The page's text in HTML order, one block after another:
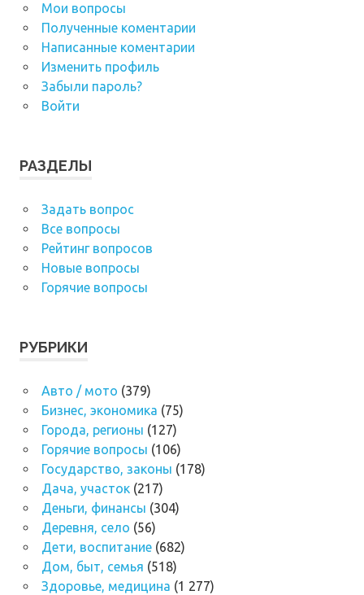
Мои вопросы
Полученные коментарии
Написанные коментарии
Изменить профиль
Забыли пароль?
Войти
РАЗДЕЛЫ
Задать вопрос
Все вопросы
Рейтинг вопросов
Новые вопросы
Горячие вопросы
РУБРИКИ
Авто / мото (379)
Бизнес, экономика (75)
Города, регионы (127)
Горячие вопросы (106)
Государство, законы (178)
Дача, участок(217)
Деньги, финансы (304)
Деревня, село (56)
Дети, воспитание(682)
Дом, быт, семья (518)
Здоровье, медицина (1 277)